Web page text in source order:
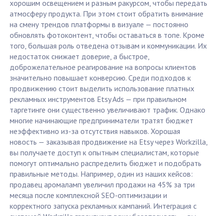
хорошим освещением и разным ракурсом, чтобы передать
атмосферу продукта. При этом стоит обратить внимание
на смену трендов платформы в визуале — постоянно
обновлять фотоконтент, чтобы оставаться в топе. Кроме
того, большая роль отведена отзывам и коммуникации. Их
недостаток снижает доверие, а быстрое,
доброжелательное реагирование на вопросы клиентов
значительно повышает конверсию. Среди подходов к
продвижению стоит выделить использование платных
рекламных инструментов Etsy Ads — при правильном
таргетинге они существенно увеличивают трафик. Однако
многие начинающие предприниматели тратят бюджет
неэффективно из-за отсутствия навыков. Хорошая
новость — заказывая продвижение на Etsy через Workzilla,
вы получаете доступ к опытным специалистам, которые
помогут оптимально распределить бюджет и подобрать
правильные методы. Например, один из наших кейсов:
продавец аромаламп увеличил продажи на 45% за три
месяца после комплексной SEO-оптимизации и
корректного запуска рекламных кампаний. Интеграция с